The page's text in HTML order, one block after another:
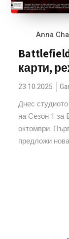
Anna
карти,
23.10.2025
Днес
на Сезон 1 за
октомври.
предложи